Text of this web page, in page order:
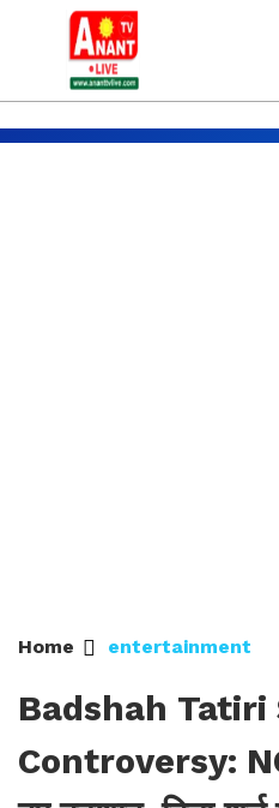
Home entertainment
Badshah Tatiri
Controversy: